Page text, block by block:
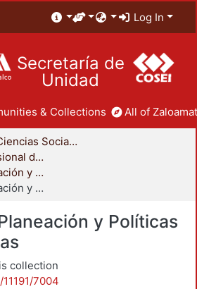
Log In
Secretaría de
Unidad
& Collections All of
División de Ciencias Sociales y Humanidades
Coordinación Divisional de Posgrado
Maestría en Planeación y Políticas Metropolitanas
Maestría en Planeación y Políticas Metropolitanas
y Políticas
collection
7004